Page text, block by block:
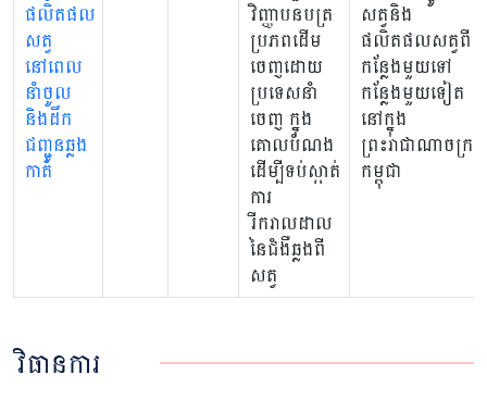
ផលិតផល
សត្វ
នៅពេល
នាំចូល
និងដឹក
ជញ្ជូនឆ្លង
កាត់
វិញ្ញាបនបត្រ
ប្រភពដើម
ចេញដោយ
ប្រទេសនាំ
ចេញ ក្នុង
គោលបំណង
ដើម្បីទប់ស្កាត់
ការ
រីករាលដាល
នៃជំងឺឆ្លងពី
សត្វ
សត្វនិង
ផលិតផលសត្វពី
កន្លែងមួយទៅ
កន្លែងមួយទៀត
នៅក្នុង
ព្រះរាជាណាចក្រ
កម្ពុជា
វិធានការ